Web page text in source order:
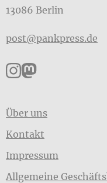
13086 Berlin
post@pankpress.de
Pankpress
Pankpress
Über uns
Kontakt
Impressum
Allgemeine